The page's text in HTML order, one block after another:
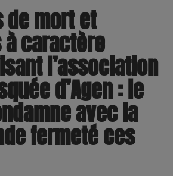
de mort et
caractère
l’association
d’Agen : le
avec la
fermeté ces